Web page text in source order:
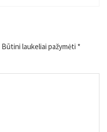
Būtini laukeliai pažymėti *